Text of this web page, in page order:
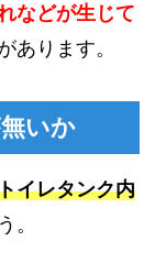
などが生じて
あります。
いか
イレタンク内
。